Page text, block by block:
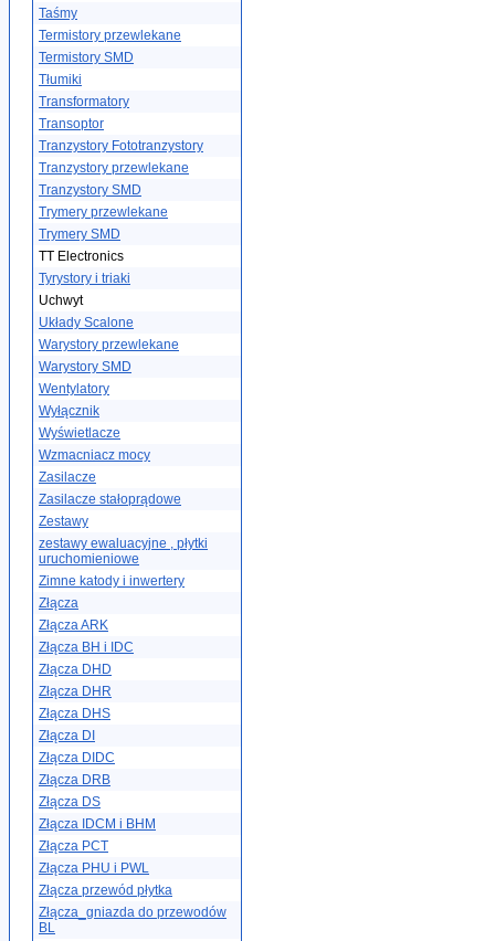
Taśmy
Termistory przewlekane
Termistory SMD
Tłumiki
Transformatory
Transoptor
Tranzystory Fototranzystory
Tranzystory przewlekane
Tranzystory SMD
Trymery przewlekane
Trymery SMD
TT Electronics
Tyrystory i triaki
Uchwyt
Układy Scalone
Warystory przewlekane
Warystory SMD
Wentylatory
Wyłącznik
Wyświetlacze
Wzmacniacz mocy
Zasilacze
Zasilacze stałoprądowe
Zestawy
zestawy ewaluacyjne , płytki
uruchomieniowe
Zimne katody i inwertery
Złącza
Złącza ARK
Złącza BH i IDC
Złącza DHD
Złącza DHR
Złącza DHS
Złącza DI
Złącza DIDC
Złącza DRB
Złącza DS
Złącza IDCM i BHM
Złącza PCT
Złącza PHU i PWL
Złącza przewód płytka
Złącza_gniazda do przewodów
BL